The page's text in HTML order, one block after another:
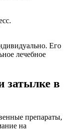
Его
лечебное
затылке в
препараты,
на